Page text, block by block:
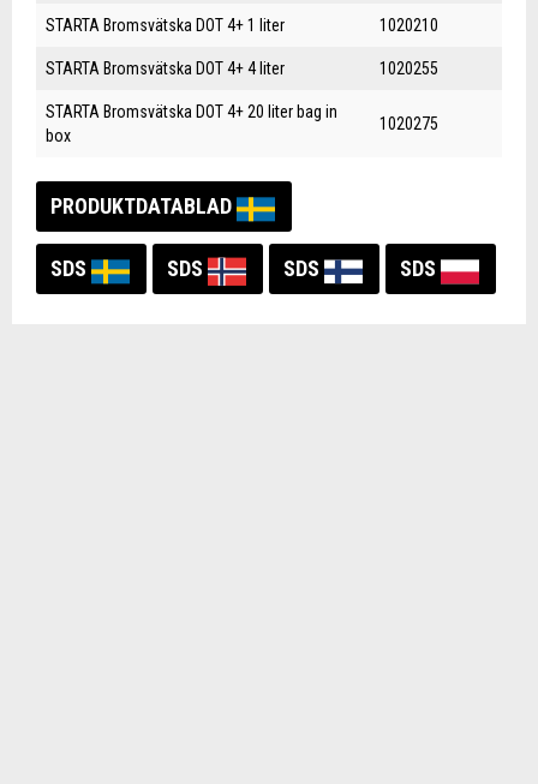
STARTA Bromsvätska DOT 4+ 1 liter 1020210
STARTA Bromsvätska DOT 4+ 4 liter 1020255
STARTA Bromsvätska DOT 4+ 20 liter bag in
box
1020275
PRODUKTDATABLAD
SDS SDS SDS SDS